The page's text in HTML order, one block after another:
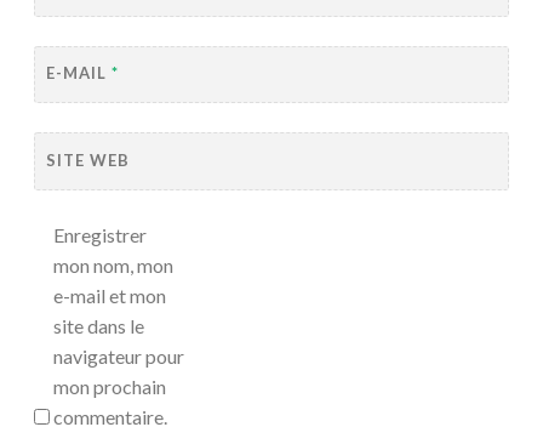
E-MAIL *
SITE WEB
Enregistrer
mon nom, mon
e-mail et mon
site dans le
navigateur pour
mon prochain
commentaire.